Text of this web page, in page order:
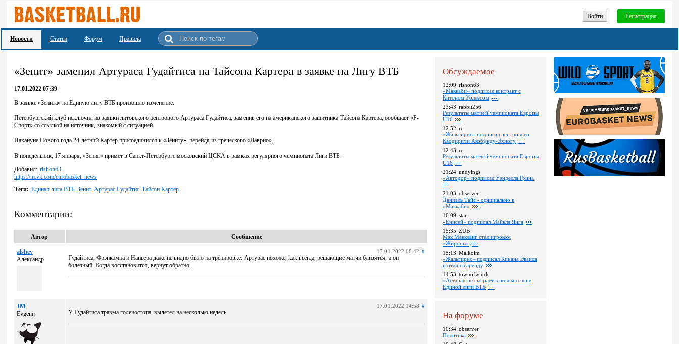
Войти Регистрация
Новости Статьи Форум Правила
«Зенит» заменил Артураса Гудайтиса на Тайсона Картера в заявке на Лигу ВТБ
17.01.2022 07:39
В заявке «Зенита» на Единую лигу ВТБ произошло изменение.
Петербургский клуб исключил из заявки литовского центрового Артураса Гудайтиса, заменив его на американского защитника Тайсона Картера, сообщает «Р-
Спорт» со ссылкой на источник, знакомый с ситуацией.
Накануне Нового года 24-летний Картер присоединился к «Зениту», перейдя из греческого «Лаврио».
В понедельник, 17 января, «Зенит» примет в Санкт-Петербурге московский ЦСКА в рамках регулярного чемпионата Лиги ВТБ.
Добавил: rishon63
https://m.vk.com/eurobasket_news
Теги: Единая лига ВТБ Зенит Артурас Гудайтис Тайсон Картер
Комментарии:
Автор Сообщение
alshev
Александр
17.01.2022 08:42 #
Гудайтиса, Фрэнкэмпа и Напьера даже не видно было на тренировке. Артурас похоже, как всегда, решающие матчи близятся, а он
болезный. Когда восстановится, вернут обратно.
JM
Evgenij
17.01.2022 14:58 #
У Гудайтиса травма голеностопа, вылетел на несколько недель
Обсуждаемое
12:09 rishon63
«Маккаби» подписал контракт с
Китоном Уоллесом
23:43 rabbit256
Pезультаты матчей чемпионата Европы
U16
12:52 rc
«Жальгирис» подписал центрового
Каодиричи Акобунду-Эхиогу
12:43 rc
Pезультаты матчей чемпионата Европы
U16
21:24 undyings
«Автодор» подписал Уэнделла Грина
21:03 observer
Даниэль Тайс - официально в
«Маккаби»
16:09 star
«Енисей» подписал Майкла Янга
15:35 ZUB
Мэк Маккланг стал игроком
«Жироны»
15:13 Malkolm
«Жальгирис» подписал Кинана Эванса
и отдал в аренду
14:53 townofwinds
«Астана» не сыграет в новом сезоне
Единой лиги ВТБ
На форуме
10:34 observer
Политика